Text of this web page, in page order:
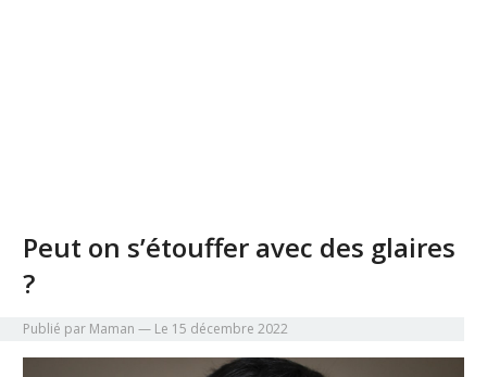
Peut on s’étouffer avec des glaires
?
Publié par Maman — Le 15 décembre 2022